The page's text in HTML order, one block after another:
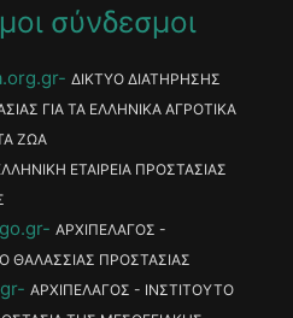
σύνδεσμοι
ΔΙΚΤΥΟ ΔΙΑΤΗΡΗΣΗΣ
ΓΙΑ ΤΑ ΕΛΛΗΝΙΚΑ ΑΓΡΟΤΙΚΑ
ΖΩΑ
ΕΤΑΙΡΕΙΑ ΠΡΟΣΤΑΣΙΑΣ
ΑΡΧΙΠΕΛΑΓΟΣ -
ΘΑΛΑΣΣΙΑΣ ΠΡΟΣΤΑΣΙΑΣ
ΑΡΧΙΠΕΛΑΓΟΣ - ΙΝΣΤΙΤΟΥΤΟ